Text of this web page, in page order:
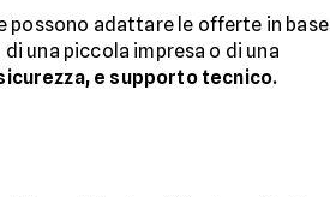
possono adattare le offerte in base
una piccola impresa o di una
e supporto tecnico.